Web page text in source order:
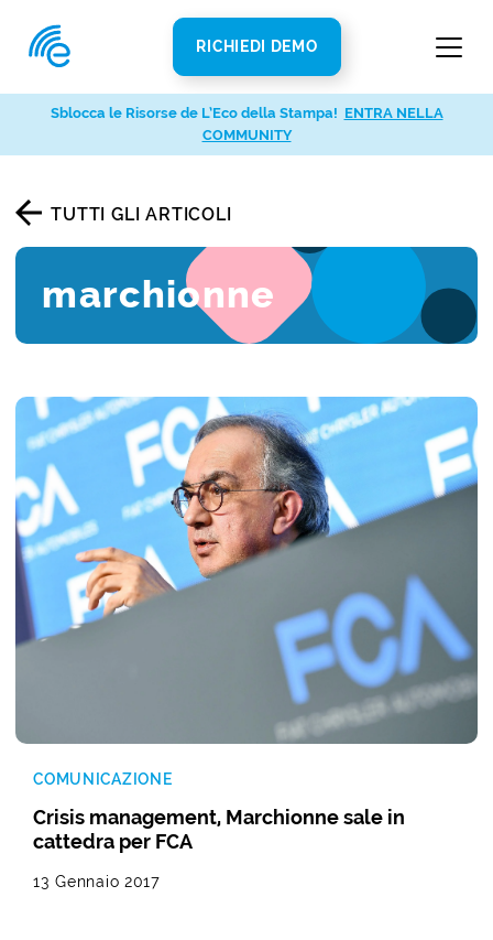
RICHIEDI DEMO
TUTTI GLI ARTICOLI
marchionne
COMUNICAZIONE
Crisis management, Marchionne sale in
cattedra per FCA
13 Gennaio 2017
Sblocca le Risorse de L’Eco della Stampa! ENTRA NELLA
COMMUNITY